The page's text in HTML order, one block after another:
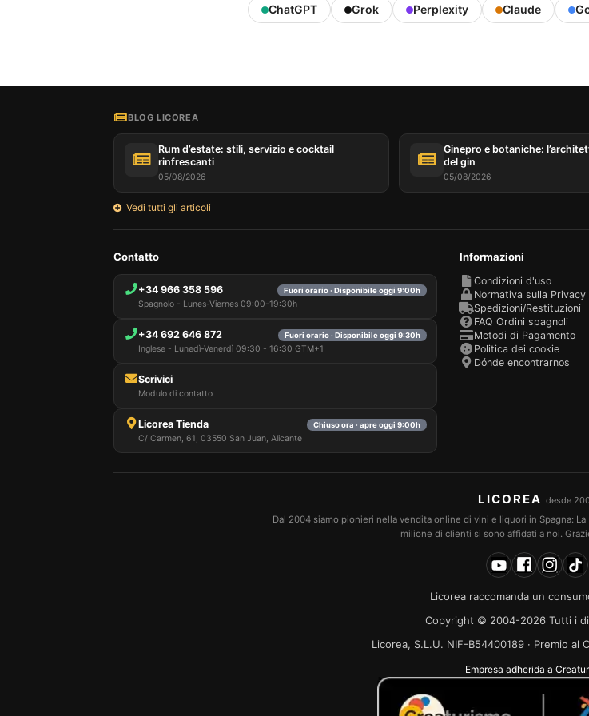
ChatGPT Grok Perplexity Claude
BLOG LICOREA
Rum d’estate: stili, servizio e cocktail
rinfrescanti
05/08/2026
Ginepro e botaniche:
del gin
05/08/2026
Vedi tutti gli articoli
Contatto
+34 966 358 596 Fuori orario · Disponibile oggi 9:00h
Spagnolo - Lunes-Viernes 09:00-19:30h
+34 692 646 872 Fuori orario · Disponibile oggi 9:30h
Inglese - Lunedì-Venerdì 09:30 - 16:30 GTM+1
Scrivici
Modulo di contatto
Licorea Tienda Chiuso ora · apre oggi 9:00h
C/ Carmen, 61, 03550 San Juan, Alicante
Informazioni
Condizioni d'uso
Normativa sulla Privacy
Spedizioni/Restituzioni
FAQ Ordini spagnoli
Metodi di Pagamento
Politica dei cookie
Dónde encontrarnos
LICOREA desde
Dal 2004 siamo pionieri nella vendita online di vini e liquori in Spagna:
milione di clienti si sono affidati a noi.
Licorea raccomanda un
Copyright © 2004-2026 Tutti i
Licorea, S.L.U. NIF-B54400189 · Premio al
Empresa adherida a